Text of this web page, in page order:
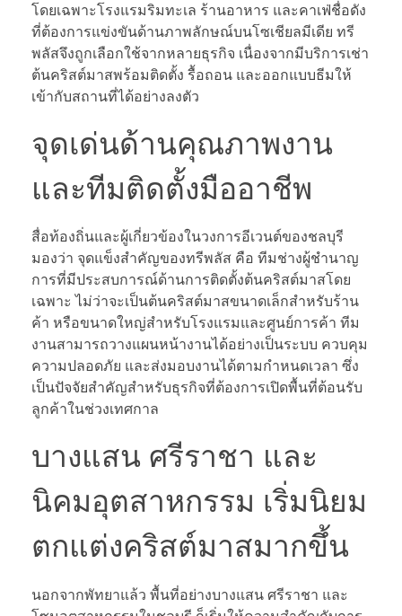
โดยเฉพาะโรงแรมริมทะเล ร้านอาหาร และคาเฟ่ชื่อดัง
ที่ต้องการแข่งขันด้านภาพลักษณ์บนโซเชียลมีเดีย ทรี
พลัสจึงถูกเลือกใช้จากหลายธุรกิจ เนื่องจากมีบริการเช่า
ต้นคริสต์มาสพร้อมติดตั้ง รื้อถอน และออกแบบธีมให้
เข้ากับสถานที่ได้อย่างลงตัว
จุดเด่นด้านคุณภาพงาน
และทีมติดตั้งมืออาชีพ
สื่อท้องถิ่นและผู้เกี่ยวข้องในวงการอีเวนต์ของชลบุรี
มองว่า จุดแข็งสำคัญของทรีพลัส คือ ทีมช่างผู้ชำนาญ
การที่มีประสบการณ์ด้านการติดตั้งต้นคริสต์มาสโดย
เฉพาะ ไม่ว่าจะเป็นต้นคริสต์มาสขนาดเล็กสำหรับร้าน
ค้า หรือขนาดใหญ่สำหรับโรงแรมและศูนย์การค้า ทีม
งานสามารถวางแผนหน้างานได้อย่างเป็นระบบ ควบคุม
ความปลอดภัย และส่งมอบงานได้ตามกำหนดเวลา ซึ่ง
เป็นปัจจัยสำคัญสำหรับธุรกิจที่ต้องการเปิดพื้นที่ต้อนรับ
ลูกค้าในช่วงเทศกาล
บางแสน ศรีราชา และ
นิคมอุตสาหกรรม เริ่มนิยม
ตกแต่งคริสต์มาสมากขึ้น
นอกจากพัทยาแล้ว พื้นที่อย่างบางแสน ศรีราชา และ